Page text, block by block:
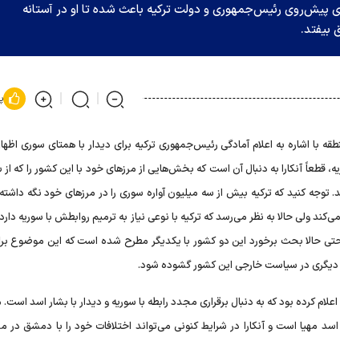
رئیس‌جمهوری و دولت ترکیه باعث شده تا او در آستانه
بیفتد.
اشاره به اعلام آمادگی رئیس‌جمهوری ترکیه برای دیدار با همتای سوری
آنکارا به دنبال آن است که بخش‌هایی از مرزهای خود با این کشور را که
توجه کنید که ترکیه بیش از سه میلیون آواره سوری را در مرزهای خود نگه
ولی حالا به نظر می‌رسد که ترکیه با نوعی نیاز به ترمیم روابطش با سوریه
حالا بحث برخورد این دو کشور با یکدیگر مطرح شده است که این موضوع
در سیاست خارجی این کشور گشوده شود.
کرده بود که به دنبال برقراری مجدد رابطه با سوریه و دیدار با بشار اسد
مهیا است و آنکارا در شرایط کنونی می‌تواند اختلافات خود را با دمشق در